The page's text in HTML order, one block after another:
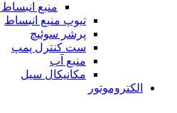
منبع
تیوپ منبع انبساط
پرشر سوئیچ
ست کنترل پمپ
منبع آب
مکانیکال سیل
الکتروموتور